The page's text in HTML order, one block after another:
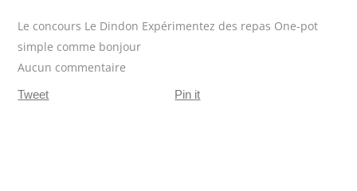
Le concours Le Dindon Expérimentez des repas One-pot
simple comme bonjour
Aucun commentaire
Tweet Pin it